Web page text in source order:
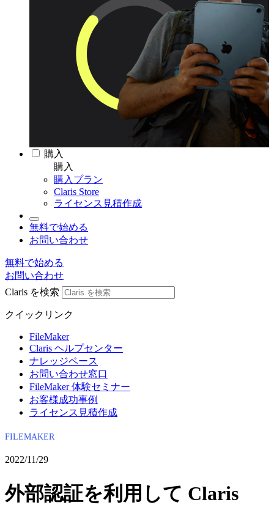
購入
購入
購入プラン
Claris Store
ライセンス見積作成
無料で始める
お問い合わせ
無料で始める
お問い合わせ
Claris を検索
クイックリンク
FileMaker
Claris ヘルプセンター
ナレッジベース
お問い合わせ窓口
FileMaker 体験セミナー
お客様成功事例
ライセンス見積作成
FILEMAKER
2022/11/29
外部認証を利用して Claris